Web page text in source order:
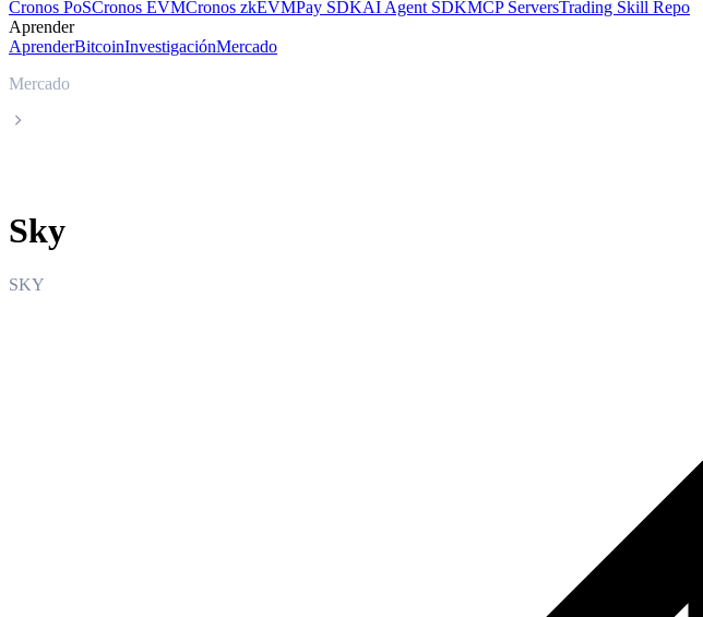
Cronos PoSCronos EVMCronos zkEVMPay SDKAI Agent SDKMCP ServersTrading Skill Repo
Aprender
AprenderBitcoinInvestigaciónMercado
Mercado
Sky
SKY